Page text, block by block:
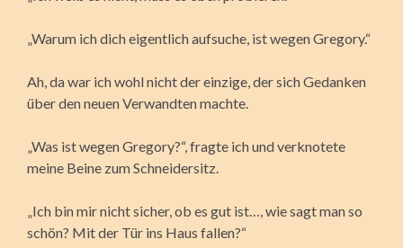
„Warum ich dich eigentlich aufsuche, ist wegen Gregory.“
Ah, da war ich wohl nicht der einzige, der sich Gedanken
über den neuen Verwandten machte.
„Was ist wegen Gregory?“, fragte ich und verknotete
meine Beine zum Schneidersitz.
„Ich bin mir nicht sicher, ob es gut ist…, wie sagt man so
schön? Mit der Tür ins Haus fallen?“